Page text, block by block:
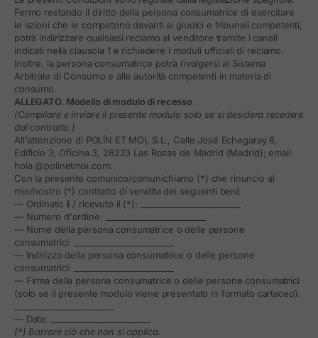
Fermo restando il diritto della persona consumatrice di esercitare
le azioni che le competono davanti ai giudici e tribunali competenti,
potrà indirizzare qualsiasi reclamo al venditore tramite i canali
indicati nella clausola 1 e richiedere i moduli ufficiali di reclamo.
Inoltre, la persona consumatrice potrà rivolgersi al Sistema
Arbitrale di Consumo e alle autorità competenti in materia di
consumo.
ALLEGATO. Modello di modulo di recesso
(Compilare e inviare il presente modulo solo se si desidera recedere
dal contratto.)
All'attenzione di POLÍN ET MOI, S.L., Calle José Echegaray 8,
Edificio 3, Oficina 3, 28223 Las Rozas de Madrid (Madrid); email:
hola @polinetmoi.com:
Con la presente comunico/comunichiamo (*) che rinuncio al
mio/nostro (*) contratto di vendita dei seguenti beni:
— Ordinato il / ricevuto il (*): ________________________
— Numero d'ordine: ________________________
— Nome della persona consumatrice o delle persone
consumatrici: ________________________
— Indirizzo della persona consumatrice o delle persone
consumatrici: ________________________
— Firma della persona consumatrice o delle persone consumatrici
(solo se il presente modulo viene presentato in formato cartaceo):
— Data: ________________________
(*) Barrare ciò che non si applica.